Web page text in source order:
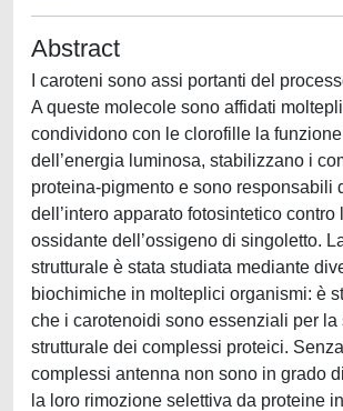
Abstract
I caroteni sono assi portanti del
A queste molecole sono affidati
condividono con le clorofille la
dell’energia luminosa, stabilizzano i
proteina-pigmento e sono responsabili
dell’intero apparato fotosintetico contro
ossidante dell’ossigeno di singoletto.
strutturale è stata studiata mediante
biochimiche in molteplici organismi: è
che i carotenoidi sono essenziali per la
strutturale dei complessi proteici.
complessi antenna non sono in grado
la loro rimozione selettiva da proteine